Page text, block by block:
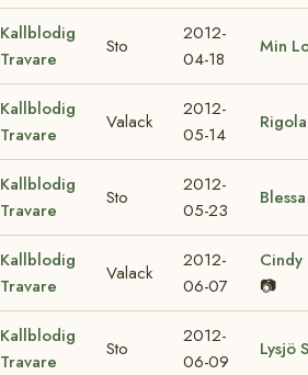
Kallblodig
Travare
Sto
2012-
04-18
Min
Kallblodig
Travare
Valack
2012-
05-14
Rigola
Kallblodig
Travare
Sto
2012-
05-23
Kallblodig
Travare
Valack
2012-
06-07
Cindy
📷
Kallblodig
Travare
Sto
2012-
06-09
Lysjö